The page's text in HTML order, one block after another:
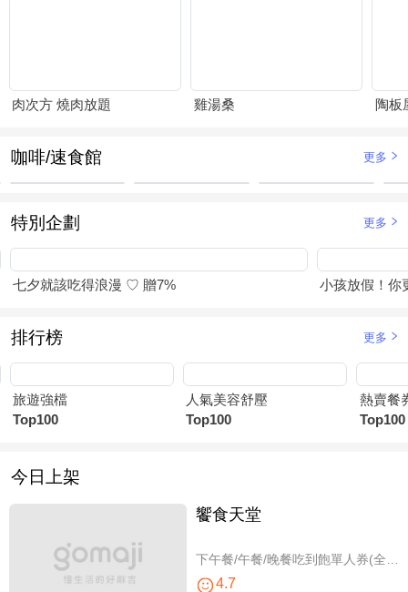
肉次方 燒肉放題 雞湯桑 陶板
咖啡/速食館 更多
特別企劃 更多
七夕就該吃得浪漫 ♡ 贈7% 小孩放假！你
排行榜 更多
旅遊強檔
Top100
人氣美容舒壓
Top100
熱賣餐
Top100
今日上架
饗食天堂
4.7